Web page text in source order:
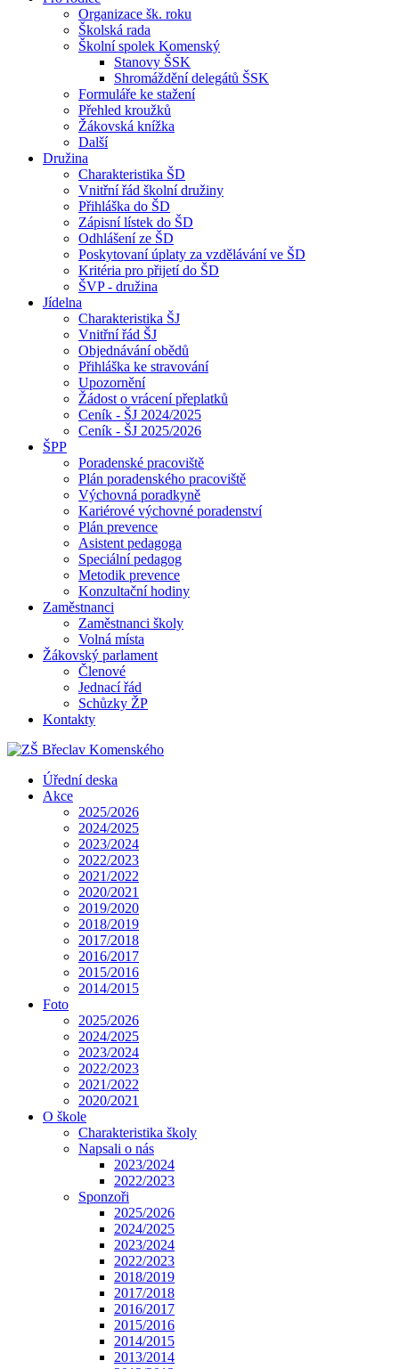
Organizace šk. roku
Školská rada
Školní spolek Komenský
Stanovy ŠSK
Shromáždění delegátů ŠSK
Formuláře ke stažení
Přehled kroužků
Žákovská knížka
Další
Družina
Charakteristika ŠD
Vnitřní řád školní družiny
Přihláška do ŠD
Zápisní lístek do ŠD
Odhlášení ze ŠD
Poskytovaní úplaty za vzdělávání ve ŠD
Kritéria pro přijetí do ŠD
ŠVP - družina
Jídelna
Charakteristika ŠJ
Vnitřní řád ŠJ
Objednávání obědů
Přihláška ke stravování
Upozornění
Žádost o vrácení přeplatků
Ceník - ŠJ 2024/2025
Ceník - ŠJ 2025/2026
ŠPP
Poradenské pracoviště
Plán poradenského pracoviště
Výchovná poradkyně
Kariérové výchovné poradenství
Plán prevence
Asistent pedagoga
Speciální pedagog
Metodik prevence
Konzultační hodiny
Zaměstnanci
Zaměstnanci školy
Volná místa
Žákovský parlament
Členové
Jednací řád
Schůzky ŽP
Kontakty
Úřední deska
Akce
2025/2026
2024/2025
2023/2024
2022/2023
2021/2022
2020/2021
2019/2020
2018/2019
2017/2018
2016/2017
2015/2016
2014/2015
Foto
2025/2026
2024/2025
2023/2024
2022/2023
2021/2022
2020/2021
O škole
Charakteristika školy
Napsali o nás
2023/2024
2022/2023
Sponzoři
2025/2026
2024/2025
2023/2024
2022/2023
2018/2019
2017/2018
2016/2017
2015/2016
2014/2015
2013/2014